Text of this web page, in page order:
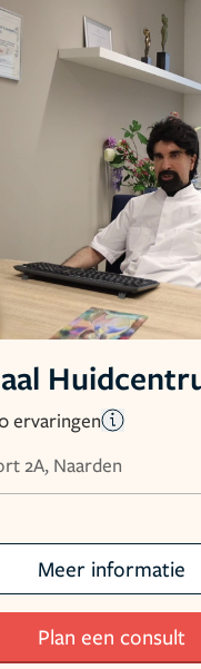
ervaringen
2A, Naarden
Meer informatie
Plan een consult